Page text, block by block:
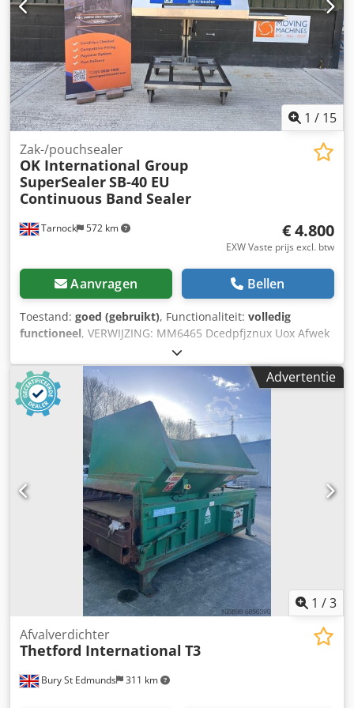
1 / 15
Tarnock 572 km
Zak-/pouchsealer
OK International Group
SuperSealerSB-40 EU
Continuous Band Sealer
€ 4.800
EXW Vaste prijs excl. btw
Aanvragen Bellen
Toestand: goed (gebruikt), Functionaliteit: volledig
functioneel, VERWIJZING: MM6465 Dcedpfjznux Uox Afwek
1 x OK International Group SuperSealer, een
bandsealmachine voor continue werking, gemonteerd op
een mobiel, in hoogte verstelbaar onderstel. Fabrikant: OK
International Group. Model: SB-40 EU. Serienummer: 218-
2527-22. Snelheid: variabel, tot 21,3 m/min. Materiaal van
de zak: hittebestendige materialen tot 15 mils of 380
micron. Richting: van rechts naar links. LET OP: Er zijn 2
machines beschikbaar voor verkoop (4.800 euro per stuk).
Advertentie
1 /3
Bury St Edmunds 311 km
Afvalverdichter
Thetford International T3